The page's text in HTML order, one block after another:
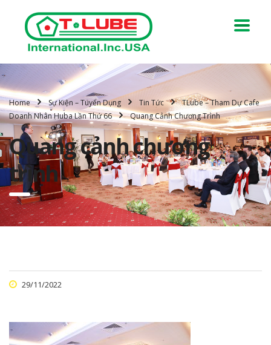
Home Sự Kiện – Tuyển Dụng Tin Tức
TLube – Tham Dự Cafe
Doanh Nhân Huba Lần Thứ 66
Quang Cảnh Chương Trình
Quang cảnh chương
trình
29/11/2022